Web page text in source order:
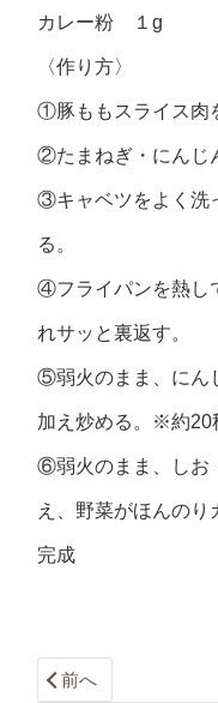
カレー粉 １g
〈作り方〉
①豚ももスライス肉
②たまねぎ・にんじ
③キャベツをよく洗
る。
④フライパンを熱し
れサッと裏返す。
⑤弱火のまま、にん
加え炒める。※約20
⑥弱火のまま、しお
え、野菜がほんのり
完成
前へ